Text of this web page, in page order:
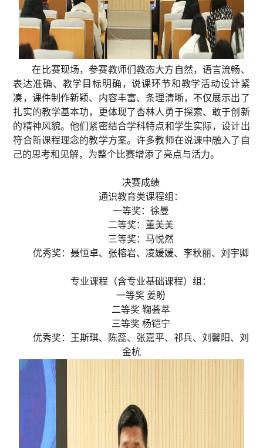
在比赛现场，参赛教师们教态大方自然，语言流畅、
表达准确、教学目标明确，说课环节和教学活动设计紧
凑，课件制作新颖、内容丰富、条理清晰，不仅展示出了
扎实的教学基本功，更体现了杏林人勇于探索、敢于创新
的精神风貌。他们紧密结合学科特点和学生实际，设计出
符合新课程理念的教学方案。许多教师在说课中融入了自
己的思考和见解，为整个比赛增添了亮点与活力。
决赛成绩
通识教育类课程组：
一等奖：徐曼
二等奖：董美美
三等奖：马悦然
优秀奖：聂恒卓、张榕岩、凌媛媛、李秋丽、刘宇卿
专业课程（含专业基础课程）组：
一等奖 姜盼
二等奖 鞠荟萃
三等奖 杨铠宁
优秀奖：王斯琪、陈蕊、张嘉平、祁兵、刘馨阳、刘
金杭